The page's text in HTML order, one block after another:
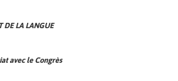
DE LA LANGUE
avec le Congrès